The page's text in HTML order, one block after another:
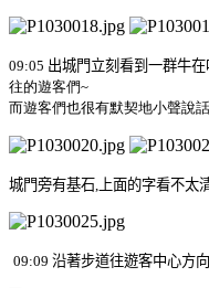
09:05 出城門立刻看到一群牛在
往的遊客們~
而遊客們也很有默契地小聲說話
城門旁有基石 上面的字看不太
09:09 沿著步道往遊客中心方